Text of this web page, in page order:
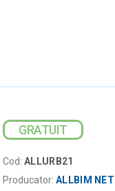
GRATUIT
Cod: ALLURB21
Producator: ALLBIM NET